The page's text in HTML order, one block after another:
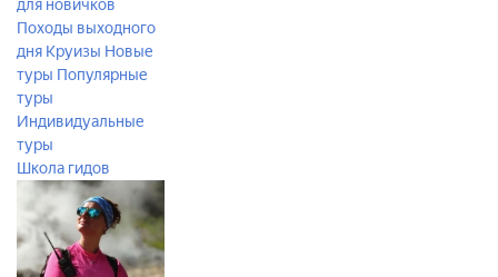
для новичков
Походы выходного
дня Круизы Новые
туры Популярные
туры
Индивидуальные
туры
Школа гидов